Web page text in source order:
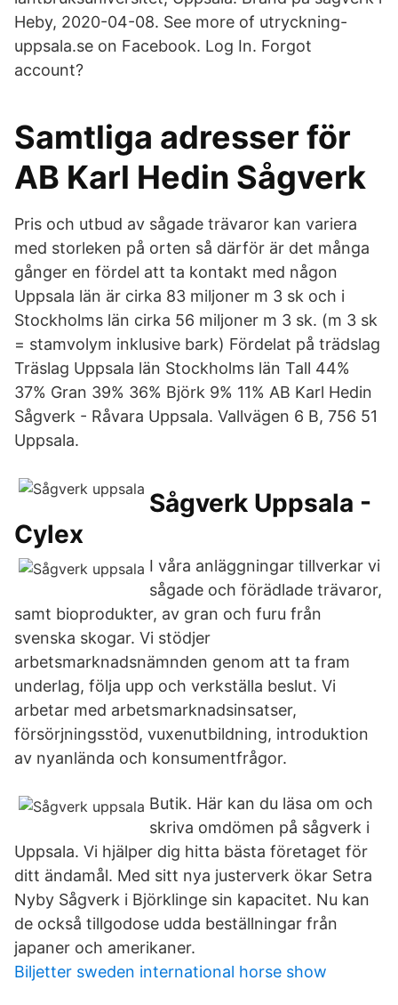
Heby, 2020-04-08. See more of utryckning-
uppsala.se on Facebook. Log In. Forgot
account?
Samtliga adresser för
AB Karl Hedin Sågverk
Pris och utbud av sågade trävaror kan variera
med storleken på orten så därför är det många
gånger en fördel att ta kontakt med någon
Uppsala län är cirka 83 miljoner m 3 sk och i
Stockholms län cirka 56 miljoner m 3 sk. (m 3 sk
= stamvolym inklusive bark) Fördelat på trädslag
Träslag Uppsala län Stockholms län Tall 44%
37% Gran 39% 36% Björk 9% 11% AB Karl Hedin
Sågverk - Råvara Uppsala. Vallvägen 6 B, 756 51
Uppsala.
Sågverk Uppsala -
Cylex
I våra anläggningar tillverkar vi
sågade och förädlade trävaror,
samt bioprodukter, av gran och furu från
svenska skogar. Vi stödjer
arbetsmarknadsnämnden genom att ta fram
underlag, följa upp och verkställa beslut. Vi
arbetar med arbetsmarknadsinsatser,
försörjningsstöd, vuxenutbildning, introduktion
av nyanlända och konsumentfrågor.
Butik. Här kan du läsa om och
skriva omdömen på sågverk i
Uppsala. Vi hjälper dig hitta bästa företaget för
ditt ändamål. Med sitt nya justerverk ökar Setra
Nyby Sågverk i Björklinge sin kapacitet. Nu kan
de också tillgodose udda beställningar från
japaner och amerikaner.
Biljetter sweden international horse show